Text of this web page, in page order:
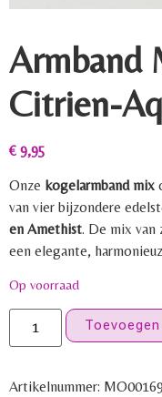
Armband
Citrien-
€ 9,95
Onze kogelarmband mix
van vier bijzondere
en Amethist. De mix van
een elegante,
Op voorraad
Artikelnummer: MO00169